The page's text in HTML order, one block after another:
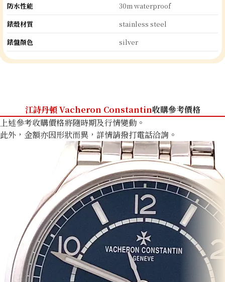
防水性能
30m waterproof
錶殼材質
stainless steel
錶盤顏色
silver
江詩丹頓 Vacheron Constantin收購參考價格
上述參考收購價格將隨時期及行情變動。
此外，金額亦因形狀而異，詳情請撥打電話洽詢。